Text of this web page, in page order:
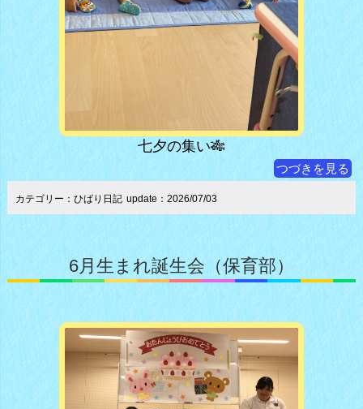
七夕の集い🎋
つづきを見る
カテゴリー：ひばり日記 update：2026/07/03
6月生まれ誕生会（保育部）